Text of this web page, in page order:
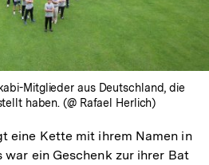
Mitglieder aus Deutschland, die
haben. (@ Rafael Herlich)
eine Kette mit ihrem Namen in
war ein Geschenk zur ihrer Bat